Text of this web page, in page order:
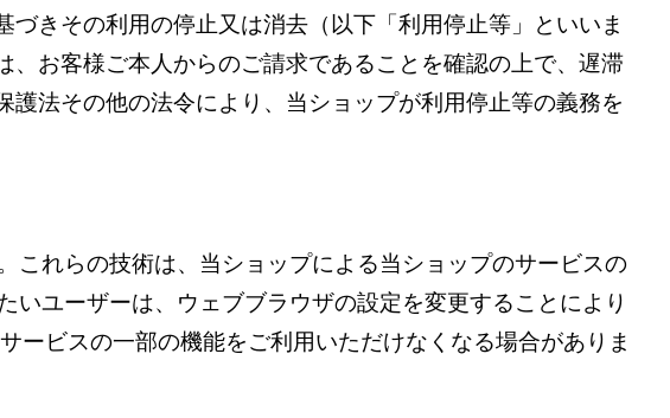
きその利用の停止又は消去（以下「利用停止等」といいま
お客様ご本人からのご請求であることを確認の上で、遅滞
法その他の法令により、当ショップが利用停止等の義務を
れらの技術は、当ショップによる当ショップのサービスの
ユーザーは、ウェブブラウザの設定を変更することにより
ビスの一部の機能をご利用いただけなくなる場合がありま